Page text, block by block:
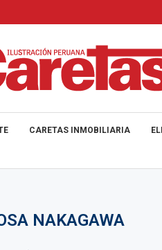
CARETAS INMOBILIARIA
NAKAGAWA